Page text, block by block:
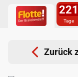
221
Tage
Zurück